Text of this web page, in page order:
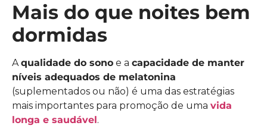
Mais do que noites bem
dormidas
Aqualidade do sono e a capacidade de manter
níveis adequados de melatonina
(suplementados ou não) é uma das estratégias
mais importantes para promoção de uma vida
longa e saudável.